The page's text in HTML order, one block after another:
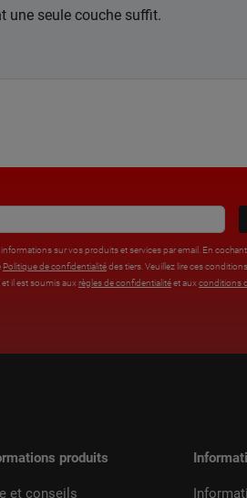
une seule couche suffit.
sur vos produits et services par email. En
Politique de confidentialitédes tiers. Veuillez lire ces
il est soumis aux règles de confidentialitéet aux conditions
produits
et conseils